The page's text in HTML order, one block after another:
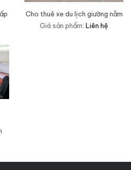
Cho thuê xe du lịch giường nằm
Giá sản phẩm: Liên hệ